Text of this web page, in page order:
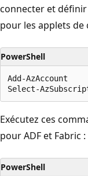
connecter et
pour les applets de
PowerShell
Add-AzAccount
Exécutez ces
pour ADF et Fabric :
PowerShell